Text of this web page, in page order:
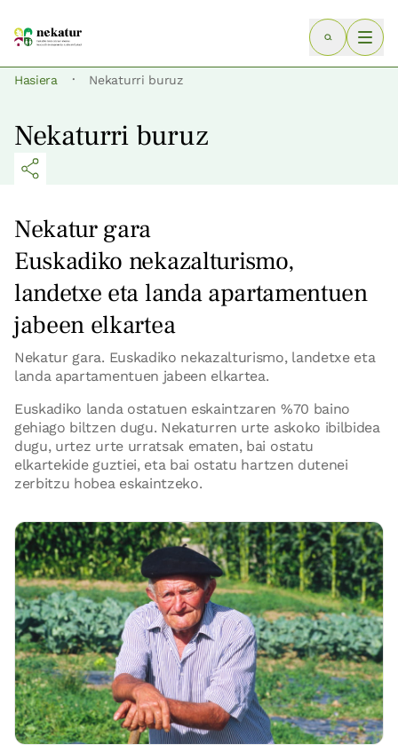
Hasiera · Nekaturri buruz
Nekaturri buruz
Nekatur gara
Euskadiko nekazalturismo,
landetxe eta landa apartamentuen
jabeen elkartea
Nekatur gara. Euskadiko nekazalturismo, landetxe eta
landa apartamentuen jabeen elkartea.
Euskadiko landa ostatuen eskaintzaren %70 baino
gehiago biltzen dugu. Nekaturren urte askoko ibilbidea
dugu, urtez urte urratsak ematen, bai ostatu
elkartekide guztiei, eta bai ostatu hartzen dutenei
zerbitzu hobea eskaintzeko.